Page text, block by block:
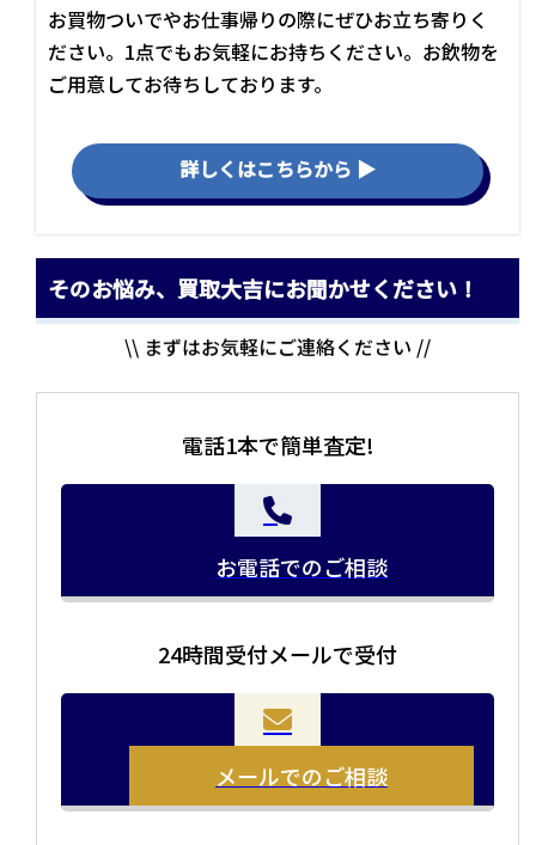
お買物ついでやお仕事帰りの際にぜひお立ち寄りく
ださい。1点でもお気軽にお持ちください。お飲物を
ご用意してお待ちしております。
詳しくはこちらから ▶
お品物をつめて送るだけで査定が可能です。時間が無い
方や、荷物が多い方へオススメです。
当店の査定員がご自宅に伺いその場で査定を致します。
まとめて売りたい！価値がわからなく売れるかわからな
そのお悩み、買取大吉にお聞かせください！
\\ まずはお気軽にご連絡ください //
電話1本で簡単査定!
お電話でのご相談
24時間受付メールで受付
メールでのご相談